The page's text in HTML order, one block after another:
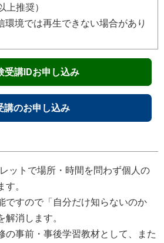
推奨）
境では再生できない場合があり
受講IDお申し込み
講のお申し込み
ットで場所・時間を問わず個人の
。
ですので「自分だけ知らないのか
消します。
の事前・事後学習教材として、また